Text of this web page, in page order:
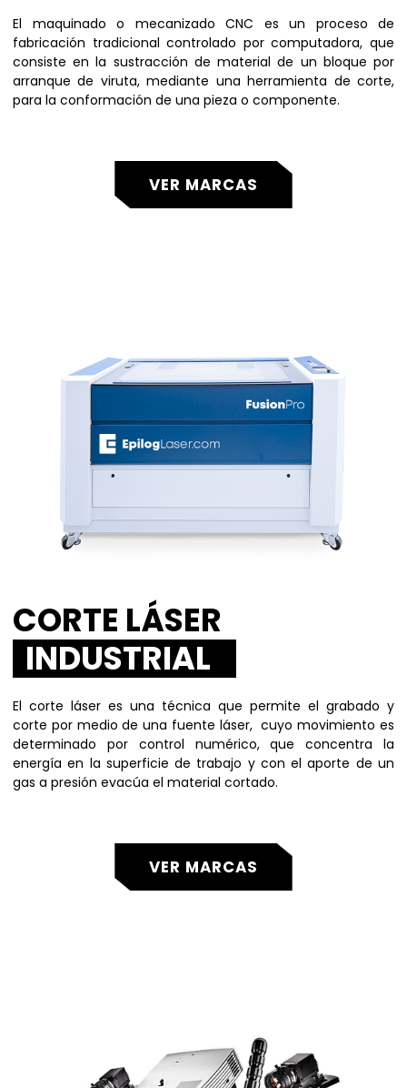
El maquinado o mecanizado CNC es un proceso de
fabricación tradicional controlado por computadora, que
consiste en la sustracción de material de un bloque por
arranque de viruta, mediante una herramienta de corte,
para la conformación de una pieza o componente.
VER MARCAS
CORTE LÁSER
INDUSTRIAL
El corte láser es una técnica que permite el grabado y
corte por medio de una fuente láser, cuyo movimiento es
determinado por control numérico, que concentra la
energía en la superficie de trabajo y con el aporte de un
gas a presión evacúa el material cortado.
VER MARCAS